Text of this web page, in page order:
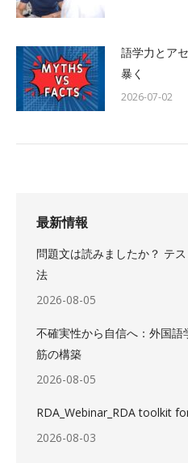
語学力とア
暴く
2026-07-02
最新情報
問題文は読みましたか？ テ
法
2026-08-05
不確実性から自信へ：外国
筋の構築
2026-08-05
RDA_Webinar_RDA toolkit
2026-08-03